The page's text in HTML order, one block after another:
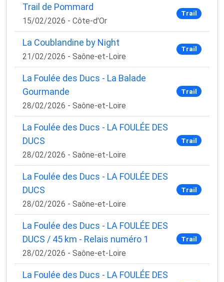
🚴‍♂️ Rejoignez la communauté des coureurs
recevez chaque mois :
✅ Des conseils d'entraînement exclusifs
✅ Des astuces de pros pour progresser plus vite
✅ Les dernières tendances matos & nutrition
✅ Descodes promo et bons planspartenaires
Trail de Pommard
15/02/2026 - Côte-d'Or
Trail
La Coublandine by Night
21/02/2026 - Saône-et-Loire
Trail
La Foulée des Ducs - La Balade
Gourmande
28/02/2026 - Saône-et-Loire
Trail
La Foulée des Ducs - LA FOULÉE DES
DUCS
28/02/2026 - Saône-et-Loire
Trail
La Foulée des Ducs - LA FOULÉE DES
DUCS
28/02/2026 - Saône-et-Loire
Trail
La Foulée des Ducs - LA FOULÉE DES
DUCS / 45 km - Relais numéro 1
28/02/2026 - Saône-et-Loire
Trail
La Foulée des Ducs - LA FOULÉE DES